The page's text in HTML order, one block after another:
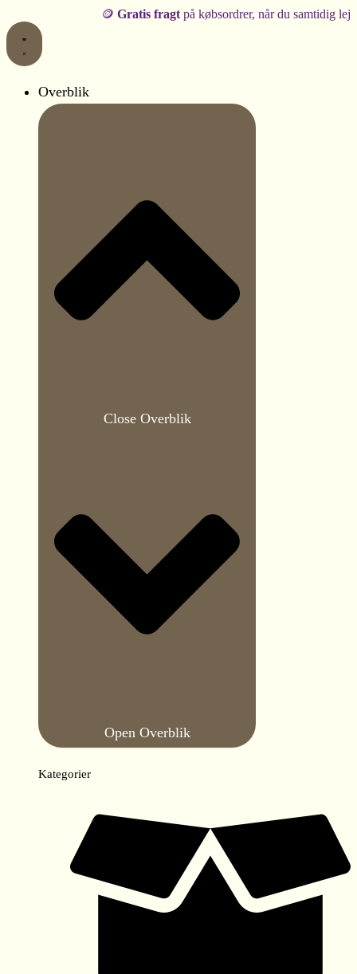
til
indholdet
Gratis fragtpå købsordrer, når du samtidig lejer
Overblik
Close Overblik
Open Overblik
Kategorier
oprindelige
pris
30 kr..
aktuelle
pris
25 kr..